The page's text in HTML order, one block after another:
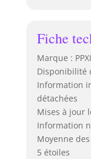
Fiche
Marque :
Disponibilité
Information
détachées
Mises à jour
Information
Moyenne
5 étoiles